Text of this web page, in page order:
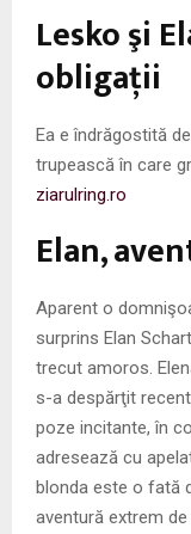
N
U
Lesko şi
obligaţii
Ea e îndrăgostită
trupească în care
ziarulring.ro
Elan,
Aparent o
surprins Elan
trecut amoros.
s-a despărţit
poze incitante, în
adresează cu
blonda este o fată
aventură extrem